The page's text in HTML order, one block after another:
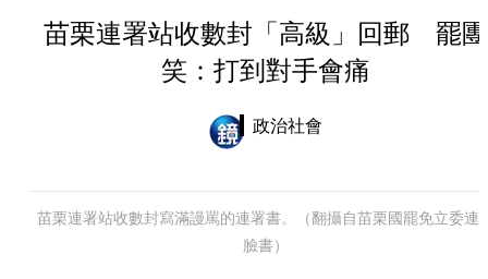
苗栗連署站收數封「高級」回郵 罷團
笑：打到對手會痛
政治社會
苗栗連署站收數封寫滿謾罵的連署書。（翻攝自苗栗國罷免立委連
臉書）